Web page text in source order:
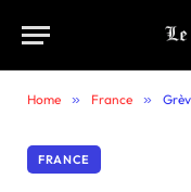
Home » France » Grève
FRANCE